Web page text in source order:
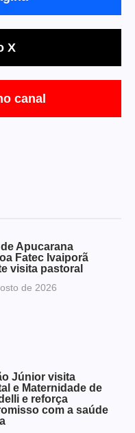
X
canal
Apucarana
Fatec Ivaiporã
visita pastoral
de 2026
Júnior visita
e Maternidade de
e reforça
com a saúde